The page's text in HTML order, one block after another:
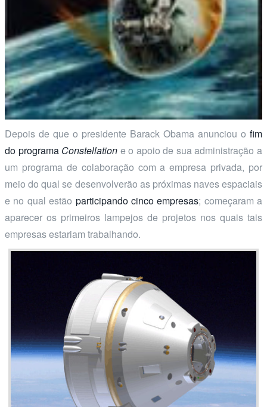
Depois de que o presidente Barack Obama anunciou o fim
do programa Constellation e o apoio de sua administração a
um programa de colaboração com a empresa privada, por
meio do qual se desenvolverão as próximas naves espaciais
e no qual estão participando cinco empresas; começaram a
aparecer os primeiros lampejos de projetos nos quais tais
empresas estariam trabalhando.